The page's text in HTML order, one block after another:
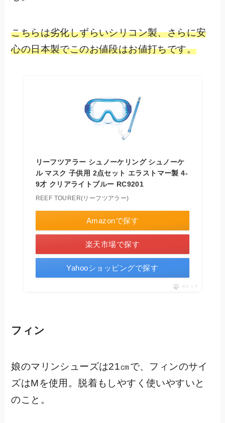
こちらは劣化しずらいシリコン製、さらに安
心の日本製でこのお値段はお値打ちです。
リーフツアラー シュノーケリング シュノーケ
ル マスク 子供用 2点セット エラストマー製 4-
9才 クリアライトブルー RC9201
REEF TOURER(リーフツアラー)
Amazonで探す
楽天市場で探す
Yahooショッピングで探す
ポチップ
フィン
娘のマリンシューズは21㎝で、フィンのサイ
ズはMを使用。脱着もしやすく使いやすいと
のこと。